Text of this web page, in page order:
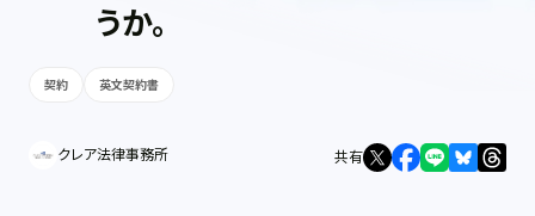
うか。
契約 英文契約書
クレア法律事務所 共有